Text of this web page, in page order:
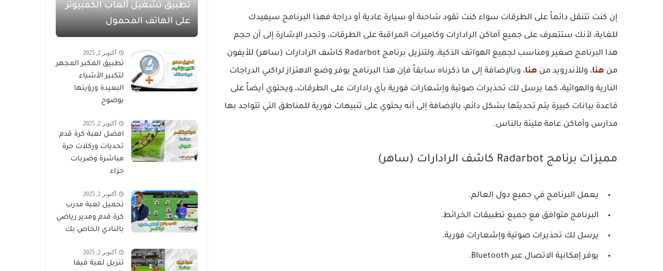
إن كنت تتنقل دائماً على الطرقات سواء كنت تقود شاحنة أو سيارة عادية أو دراجة فهذا البرنامج سيفيدك
للغاية، لأنك ستتعرف على جميع أماكن الرادارات وكاميرات المراقبة على الطرقات، وتجدر الإشارة إلى أن حجم
هذا البرنامج صغير ومناسب لجميع الهواتف الذكية، ولتنزيل برنامج Radarbot كاشف الرادارات (ساهر) للأيفون
من هنا، وللأندرويد من هنا، وبالإضافة إلى ما ذكرناه سابقاً فإن هذا البرنامج يوفر وضع الاهتزاز لراكبي الدراجات
النارية والهوائية، كما يرسل لك تحذيرات صوتية وإشعارات فورية بأي رادارات على الطرقات، ويحتوي أيضاً على
قاعدة بيانات كبيرة يتم تحديثها بشكل دائم، بالإضافة إلى أنه يحتوي على تنبيهات فورية للمناطق التي تتواجد بها
مدارس وأماكن عامة مليئة بالناس.
مميزات برنامج Radarbot كاشف الرادارات (ساهر)
يعمل البرنامج في جميع دول العالم.
البرنامج متوافق مع جميع تطبيقات الخرائط.
يرسل لك تحذيرات صوتية وإشعارات فورية.
يوفر إمكانية الاتصال عبر Bluetooth.
تطبيق تشغيل ألعاب الكمبيوتر
على الهاتف المحمول
أكتوبر 2, 2025
تطبيق المكبر المجهر
لتكبير الأشياء
البعيدة ورؤيتها
بوضوح
أكتوبر 2, 2025
افضل لعبة كرة قدم
تحديات وركلات حرة
مباشرة وضربات
جزاء
أكتوبر 2, 2025
تحميل لعبة مدرب
كرة قدم ومدير رياضي
بالنادي الخاص بك
أكتوبر 2, 2025
تنزيل لعبة فيفا